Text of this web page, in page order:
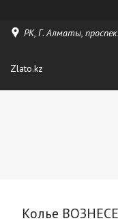
РК, Г. Алматы,
Zlato.kz
Колье